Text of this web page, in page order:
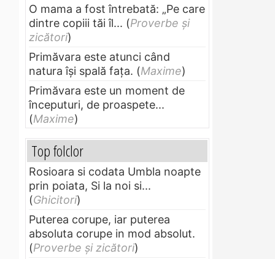
O mama a fost întrebată: „Pe care
dintre copiii tăi îl... (Proverbe și
zicători)
Primăvara este atunci când
natura își spală fața. (Maxime)
Primăvara este un moment de
începuturi, de proaspete...
(Maxime)
Top folclor
Rosioara si codata Umbla noapte
prin poiata, Si la noi si...
(Ghicitori)
Puterea corupe, iar puterea
absoluta corupe in mod absolut.
(Proverbe și zicători)